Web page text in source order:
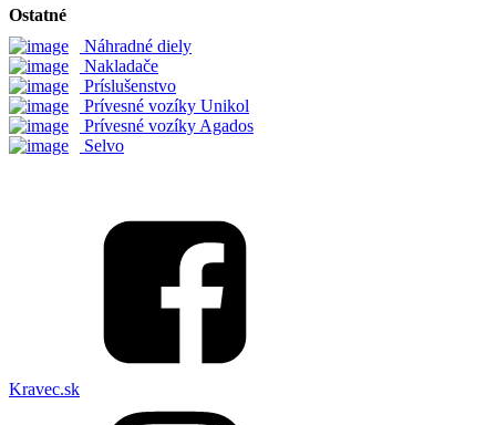
Ostatné
Náhradné diely
Nakladače
Príslušenstvo
Prívesné vozíky Unikol
Prívesné vozíky Agados
Selvo
Kravec.sk